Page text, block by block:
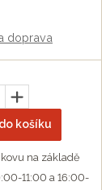
doprava
košíku
na základě
11:00 a 16:00-